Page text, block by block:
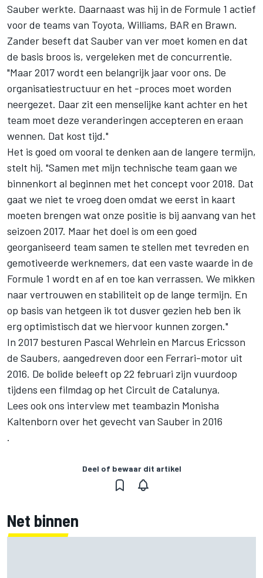
Sauber werkte. Daarnaast was hij in de Formule 1 actief
voor de teams van Toyota, Williams, BAR en Brawn.
Zander beseft dat Sauber van ver moet komen en dat
de basis broos is, vergeleken met de concurrentie.
"Maar 2017 wordt een belangrijk jaar voor ons. De
organisatiestructuur en het -proces moet worden
neergezet. Daar zit een menselijke kant achter en het
team moet deze veranderingen accepteren en eraan
wennen. Dat kost tijd."
Het is goed om vooral te denken aan de langere termijn,
stelt hij. "Samen met mijn technische team gaan we
binnenkort al beginnen met het concept voor 2018. Dat
gaat we niet te vroeg doen omdat we eerst in kaart
moeten brengen wat onze positie is bij aanvang van het
seizoen 2017. Maar het doel is om een goed
georganiseerd team samen te stellen met tevreden en
gemotiveerde werknemers, dat een vaste waarde in de
Formule 1 wordt en af en toe kan verrassen. We mikken
naar vertrouwen en stabiliteit op de lange termijn. En
op basis van hetgeen ik tot dusver gezien heb ben ik
erg optimistisch dat we hiervoor kunnen zorgen."
In 2017 besturen Pascal Wehrlein en Marcus Ericsson
de Saubers, aangedreven door een Ferrari-motor uit
2016. De bolide beleeft op 22 februari zijn vuurdoop
tijdens een filmdag op het Circuit de Catalunya.
Lees ook ons interview met teambazin Monisha
Kaltenborn over het gevecht van Sauber in 2016
.
Deel of bewaar dit artikel
Net binnen